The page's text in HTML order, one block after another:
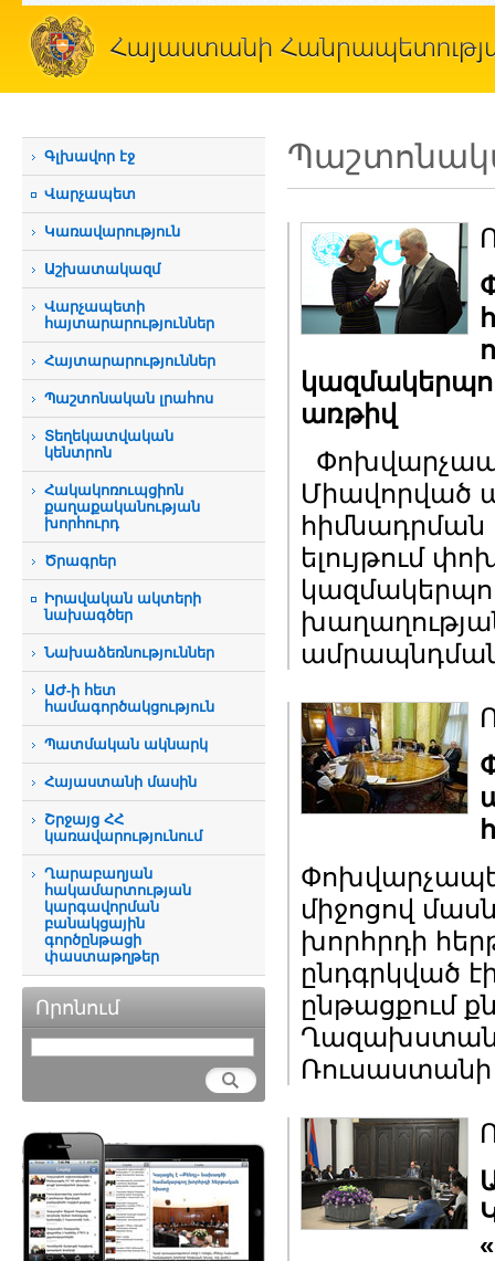
Գլխավոր էջ
Վարչապետ
Կառավարություն
Աշխատակազմ
Վարչապետի
հայտարարություններ
Հայտարարություններ
Պաշտոնական լրահոս
Տեղեկատվական
կենտրոն
Հակակոռուպցիոն
քաղաքականության
խորհուրդ
Ծրագրեր
Իրավական ակտերի
նախագծեր
Նախաձեռնություններ
ԱԺ-ի հետ
համագործակցություն
Պատմական ակնարկ
Հայաստանի մասին
Շրջայց ՀՀ
կառավարությունում
Ղարաբաղյան
հակամարտության
կարգավորման
բանակցային
գործընթացի
փաստաթղթեր
Որոնում
առթիվ
Միավորված
հիմնադրման
ելույթում
ամրապնդման
միջոցով
խորհրդի
ընդգրկված
ընթացքում
Ռուսաստանի